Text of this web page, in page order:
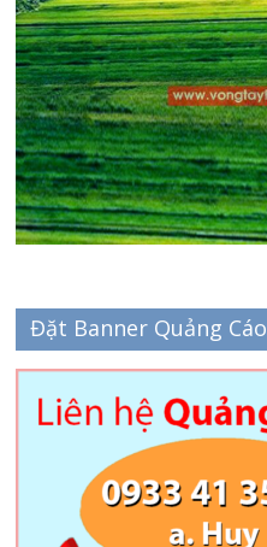
Đặt Banner Quảng Cáo